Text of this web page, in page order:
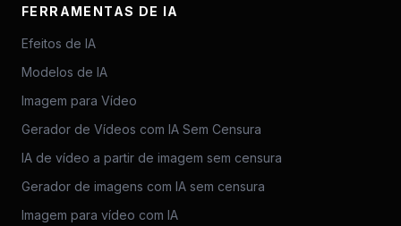
FERRAMENTAS DE IA
Efeitos de IA
Modelos de IA
Imagem para Vídeo
Gerador de Vídeos com IA Sem Censura
IA de vídeo a partir de imagem sem censura
Gerador de imagens com IA sem censura
Imagem para vídeo com IA